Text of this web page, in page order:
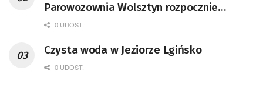
Parowozownia Wolsztyn rozpocznie
remont unikatowego Tr5-65
0 UDOST.
Czysta woda w Jeziorze Lgińsko
0 UDOST.